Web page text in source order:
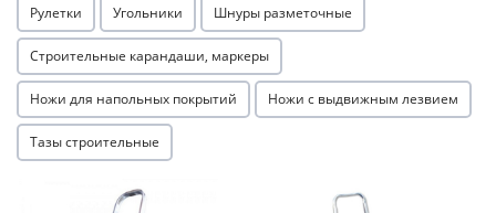
Рулетки Угольники Шнуры разметочные
Строительные карандаши, маркеры
Ножи для напольных покрытий Ножи с выдвижным лезвием
Тазы строительные